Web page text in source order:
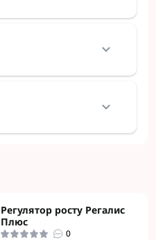
Регулятор росту Регалис
Плюс
0